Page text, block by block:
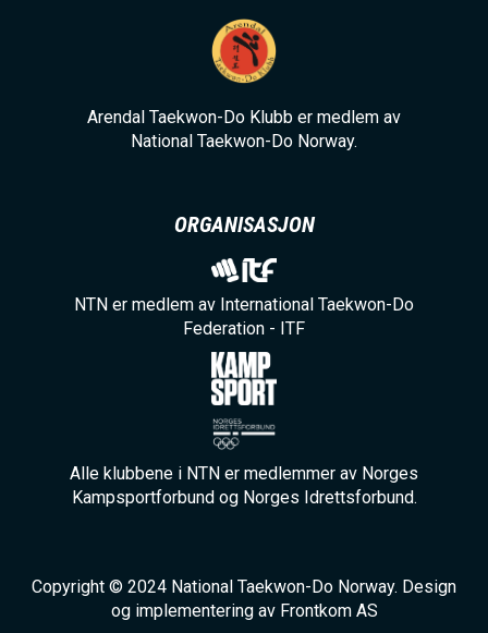
Arendal Taekwon-Do Klubb er medlem av
National Taekwon-Do Norway.
ORGANISASJON
NTN er medlem av International Taekwon-Do
Federation - ITF
Alle klubbene i NTN er medlemmer av Norges
Kampsportforbund og Norges Idrettsforbund.
Copyright © 2024 National Taekwon-Do Norway. Design
og implementering av Frontkom AS